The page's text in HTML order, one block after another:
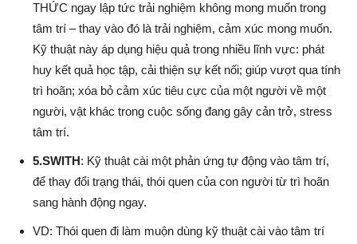
THỨC ngay lập tức trải nghiệm không mong muốn trong
tâm trí – thay vào đó là trải nghiệm, cảm xúc mong muốn.
Kỹ thuật này áp dụng hiệu quả trong nhiều lĩnh vực: phát
huy kết quả học tập, cải thiện sự kết nối; giúp vượt qua tính
trì hoãn; xóa bỏ cảm xúc tiêu cực của một người về một
người, vật khác trong cuộc sống đang gây cản trở, stress
tâm trí.
5.SWITH: Kỹ thuật cài một phản ứng tự động vào tâm trí,
để thay đổi trạng thái, thói quen của con người từ trì hoãn
sang hành động ngay.
VD: Thói quen đi làm muộn dùng kỹ thuật cài vào tâm trí